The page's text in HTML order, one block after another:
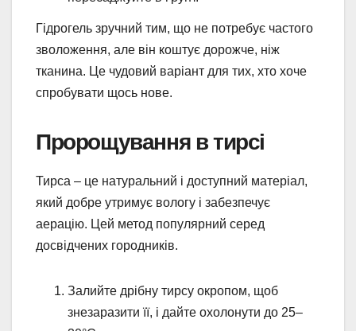
Гідрогель зручний тим, що не потребує частого
зволоження, але він коштує дорожче, ніж
тканина. Це чудовий варіант для тих, хто хоче
спробувати щось нове.
Пророщування в тирсі
Тирса – це натуральний і доступний матеріал,
який добре утримує вологу і забезпечує
аерацію. Цей метод популярний серед
досвідчених городників.
Залийте дрібну тирсу окропом, щоб
знезаразити її, і дайте охолонути до 25–